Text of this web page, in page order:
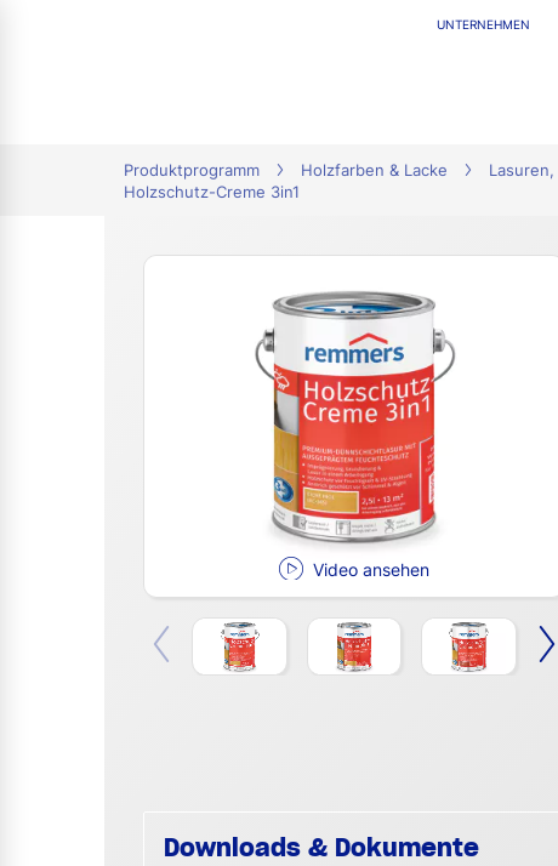
UNTERNEHMEN
Produktprogramm Holzfarben & Lacke
Holzschutz-Creme 3in1
Video ansehen
Downloads & Dokumente